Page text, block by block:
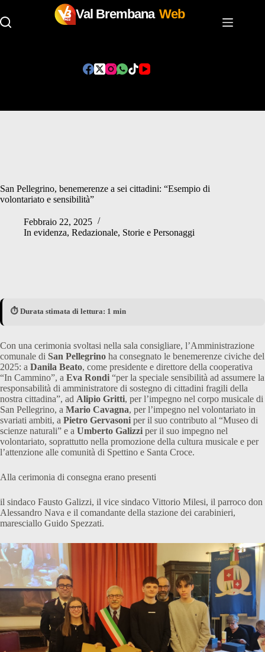
Val Brembana Web
San Pellegrino, benemerenze a sei cittadini: “Esempio di
volontariato e sensibilità”
Febbraio 22, 2025
In evidenza, Redazionale, Storie e Personaggi
⏱️ Durata stimata di lettura: 1 min
Con una cerimonia svoltasi nella sala consigliare, l’Amministrazione
comunale di San Pellegrino ha consegnato le benemerenze civiche del
2025: a Danila Beato, come presidente e direttore della cooperativa
“In Cammino”, a Eva Rondi “per la speciale sensibilità ad assumere la
responsabilità di amministratore di sostegno di cittadini fragili della
nostra cittadina”, ad Alipio Gritti, per l’impegno nel corpo musicale di
San Pellegrino, a Mario Cavagna, per l’impegno nel volontariato in
svariati ambiti, a Pietro Gervasoni per il suo contributo al “Museo di
scienze naturali” e a Umberto Galizzi per il suo impegno nel
volontariato, soprattutto nella promozione della cultura musicale e per
l’attenzione alle comunità di Spettino e Santa Croce.
Alla cerimonia di consegna erano presenti
il sindaco Fausto Galizzi, il vice sindaco Vittorio Milesi, il parroco don
Alessandro Nava e il comandante della stazione dei carabinieri,
maresciallo Guido Spezzati.